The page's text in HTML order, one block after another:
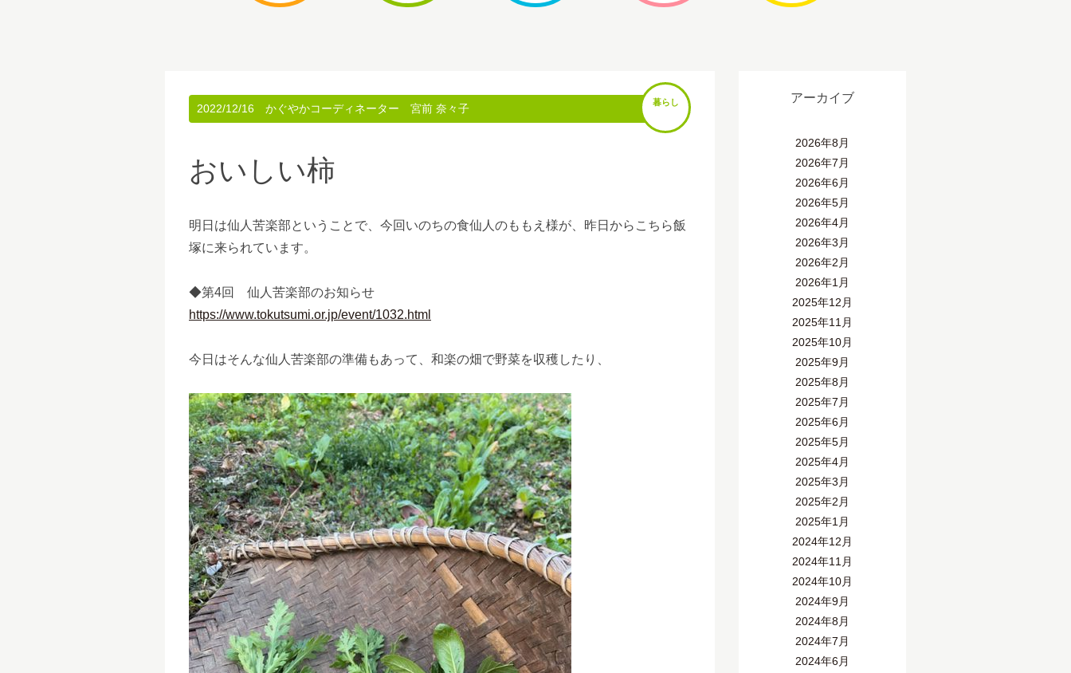
2022/12/16 かぐやかコーディネーター 宮前 奈々子 暮らし
おいしい柿
明日は仙人苦楽部ということで、今回いのちの食仙人のももえ様が、昨日からこちら飯
塚に来られています。
◆第4回 仙人苦楽部のお知らせ
https://www.tokutsumi.or.jp/event/1032.html
今日はそんな仙人苦楽部の準備もあって、和楽の畑で野菜を収穫したり、
アーカイブ
2026年8月
2026年7月
2026年6月
2026年5月
2026年4月
2026年3月
2026年2月
2026年1月
2025年12月
2025年11月
2025年10月
2025年9月
2025年8月
2025年7月
2025年6月
2025年5月
2025年4月
2025年3月
2025年2月
2025年1月
2024年12月
2024年11月
2024年10月
2024年9月
2024年8月
2024年7月
2024年6月